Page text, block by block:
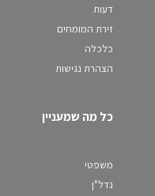
דעות
זירת המומחים
כלכלה
הצהרת נגישות
כל מה שמעניין
משפטי
נדל"ן